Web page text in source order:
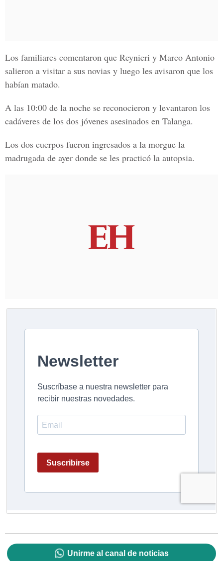
Los familiares comentaron que Reynieri y Marco Antonio
salieron a visitar a sus novias y luego les avisaron que los
habían matado.
A las 10:00 de la noche se reconocieron y levantaron los
cadáveres de los dos jóvenes asesinados en Talanga.
Los dos cuerpos fueron ingresados a la morgue la
madrugada de ayer donde se les practicó la autopsia.
Unirme al canal de noticias